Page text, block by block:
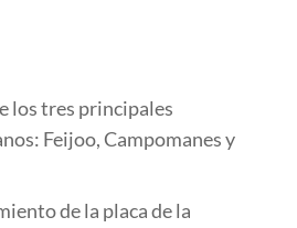
los tres principales
Feijoo, Campomanes y
de la placa de la